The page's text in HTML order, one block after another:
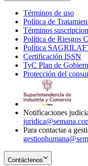
Términos de uso
in
new
Política de
Términos
Política de Riesgos
Política
Certificación ISSN
in
TyC Plan de
Protección del
Notificaciones
Para contactar a
Contáctenos